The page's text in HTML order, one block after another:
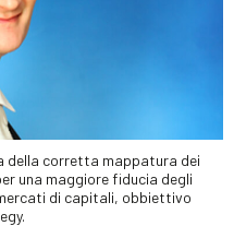
della corretta mappatura dei
una maggiore fiducia degli
di capitali, obbiettivo